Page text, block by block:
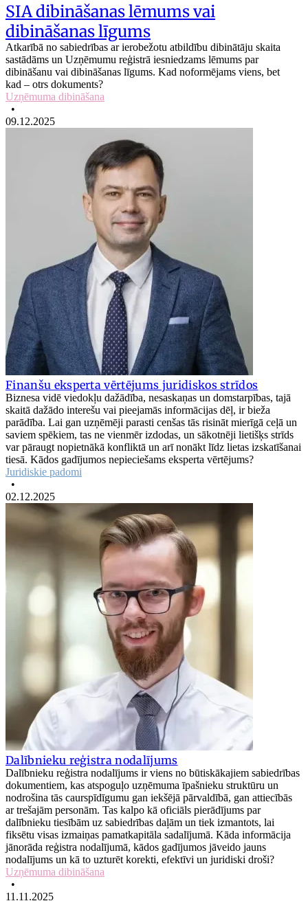
SIA dibināšanas lēmums vai
dibināšanas līgums
Atkarībā no sabiedrības ar ierobežotu atbildību dibinātāju skaita
sastādāms un Uzņēmumu reģistrā iesniedzams lēmums par
dibināšanu vai dibināšanas līgums. Kad noformējams viens, bet
kad – otrs dokuments?
Uzņēmuma dibināšana
•
09.12.2025
Finanšu eksperta vērtējums juridiskos strīdos
Biznesa vidē viedokļu dažādība, nesaskaņas un domstarpības, tajā
skaitā dažādo interešu vai pieejamās informācijas dēļ, ir bieža
parādība. Lai gan uzņēmēji parasti cenšas tās risināt mierīgā ceļā un
saviem spēkiem, tas ne vienmēr izdodas, un sākotnēji lietišķs strīds
var pāraugt nopietnākā konfliktā un arī nonākt līdz lietas izskatīšanai
tiesā. Kādos gadījumos nepieciešams eksperta vērtējums?
Juridiskie padomi
•
02.12.2025
Dalībnieku reģistra nodalījums
Dalībnieku reģistra nodalījums ir viens no būtiskākajiem sabiedrības
dokumentiem, kas atspoguļo uzņēmuma īpašnieku struktūru un
nodrošina tās caurspīdīgumu gan iekšējā pārvaldībā, gan attiecībās
ar trešajām personām. Tas kalpo kā oficiāls pierādījums par
dalībnieku tiesībām uz sabiedrības daļām un tiek izmantots, lai
fiksētu visas izmaiņas pamatkapitāla sadalījumā. Kāda informācija
jānorāda reģistra nodalījumā, kādos gadījumos jāveido jauns
nodalījums un kā to uzturēt korekti, efektīvi un juridiski droši?
Uzņēmuma dibināšana
•
11.11.2025